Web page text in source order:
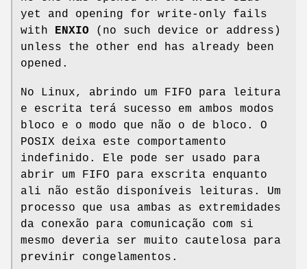
yet and opening for write-only fails
with ENXIO (no such device or address)
unless the other end has already been
opened.
No Linux, abrindo um FIFO para leitura
e escrita terá sucesso em ambos modos
bloco e o modo que não o de bloco. O
POSIX deixa este comportamento
indefinido. Ele pode ser usado para
abrir um FIFO para exscrita enquanto
ali não estão disponíveis leituras. Um
processo que usa ambas as extremidades
da conexão para comunicação com si
mesmo deveria ser muito cautelosa para
previnir congelamentos.